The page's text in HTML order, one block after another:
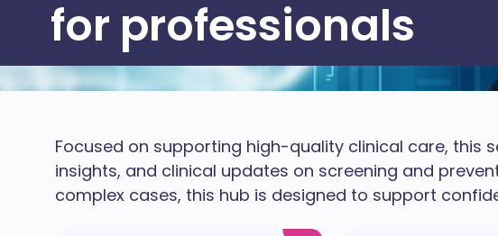
for professionals
Focused on supporting high-quality clinical care,
insights, and clinical updates on screening and
complex cases, this hub is designed to support